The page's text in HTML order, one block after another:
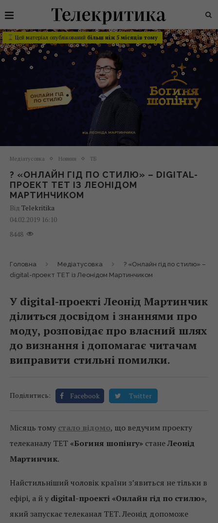
Цей матеріал опублікований більш ніж 5 місяців тому
Медіатусовка Новини ТБ
? «ОНЛАЙН ГІД ПО СТИЛЮ» – DIGITAL-
ПРОЕКТ ТЕТ ІЗ ЛЕОНІДОМ
МАРТИНЧИКОМ
Від Telekritika
04.02.2019 16:10
8448
Головна Медіатусовка
? «Онлайн гід по стилю» –
digital-проект ТЕТ із Леонідом Мартинчиком
У digital-проекті Леонід Мартинчик
ділиться досвідом і знаннями про
моду, розповідає про власний шлях
до визнання і допомагає читачам
виправити стильні помилки.
Поділитись: Facebook Twitter
Місяць тому стало відомо, що ведучим проекту
телеканалу ТЕТ «Богиня шопінгу» станеЛеонід
Мартинчик.
Найстильніший чоловік країни з’явиться не тільки в
ефірі, а й у digital-проекті «Онлайн гід по стилю»,
який запускає телеканал ТЕТ. Леонід допоможе